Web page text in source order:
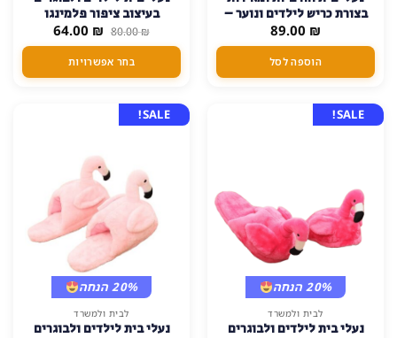
בצורת כריש לילדים ונוער –
עשויות בד מחמם ונעים –
כחול, דגם-ילדים-19-23
89.00 ₪
הוספה לסל
בעיצוב ציפור פלמינגו
80.00₪ המחיר
המקורי
היה:
80.00 ₪.
64.00 ₪ המחיר
הנוכחי
64.00 ₪. בחר אפשרויות
ניתן
את
SALE!
20% הנחה
לבית ולמשרד
נעלי בית לילדים ולבוגרים
SALE!
20% הנחה
לבית ולמשרד
נעלי בית לילדים ולבוגרים